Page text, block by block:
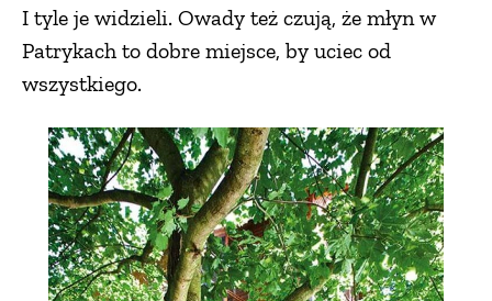
I tyle je widzieli. Owady też czują, że młyn w
Patrykach to dobre miejsce, by uciec od
wszystkiego.